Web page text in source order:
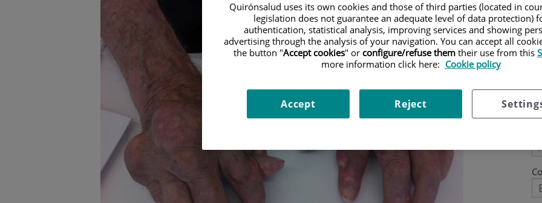
Quirónsalud uses its own cookies and those of third parties (located in
legislation does not guarantee an adequate level of data protection)
authentication, statistical analysis, improving services and showing
advertising through the analysis of your navigation. You can accept all
the button "Accept cookies" or configure/refuse themtheir use from this
more information click here: Cookie policy
Reject
Accept